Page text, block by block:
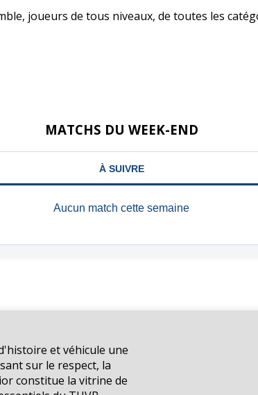
joueurs de tous niveaux, de toutes les
MATCHS DU WEEK-END
et véhicule une
sur le respect, la
constitue la vitrine de